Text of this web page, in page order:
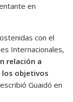
en
con el
Internacionales,
relación a
objetivos
Guaidó en